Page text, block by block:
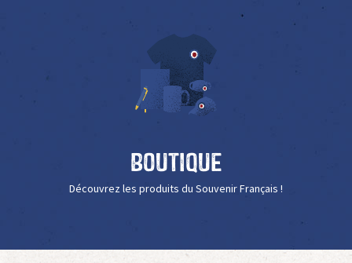
Boutique
Découvrez les produits du Souvenir Français !